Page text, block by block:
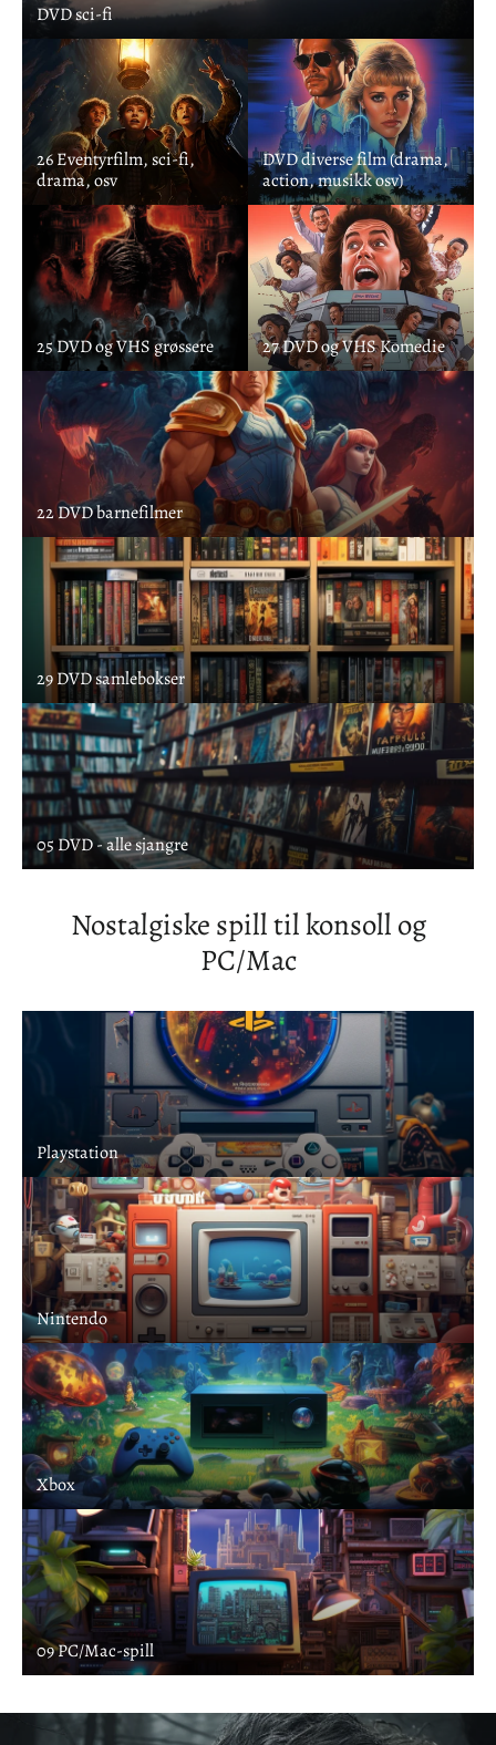
DVD sci-fi
26 Eventyrfilm, sci-fi,
drama, osv
DVD diverse film (drama,
action, musikk osv)
25 DVD og VHS grøssere 27 DVD og VHS Komedie
22 DVD barnefilmer
29 DVD samlebokser
05 DVD - alle sjangre
Nostalgiske spill til konsoll og
PC/Mac
Playstation
Nintendo
Xbox
09 PC/Mac-spill